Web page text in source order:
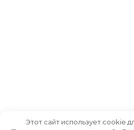
Этот сайт использует cookie